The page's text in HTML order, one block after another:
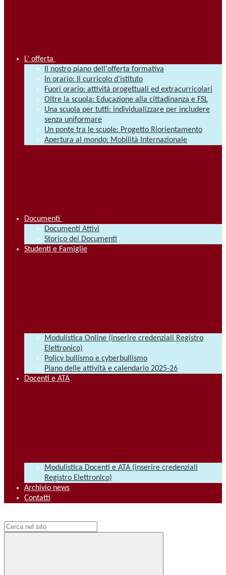
L’ offerta
Il nostro piano dell'offerta formativa
In orario: Il curricolo d’istituto
Fuori orario: attività progettuali ed extracurricolari
Oltre la scuola: Educazione alla cittadinanza e FSL
Una scuola per tutti: individualizzare per includere
senza uniformare
Un ponte tra le scuole: Progetto Riorientamento
Apertura al mondo: Mobilità Internazionale
Documenti
Documenti Attivi
Storico dei Documenti
Studenti e Famiglie
Modulistica Online (inserire credenziali Registro
Elettronico)
Policy bullismo e cyberbullismo
Piano delle attività e calendario 2025-26
Docenti e ATA
Modulistica Docenti e ATA (inserire credenziali
Registro Elettronico)
Archivio news
Contatti